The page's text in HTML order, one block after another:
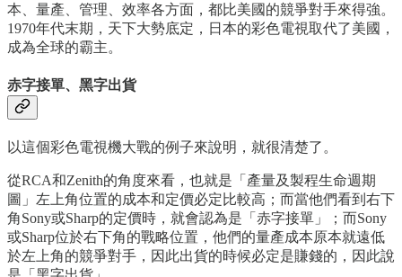
本、量產、管理、效率各方面，都比美國的競爭對手來得強。
1970年代末期，天下大勢底定，日本的彩色電視取代了美國，
成為全球的霸主。
赤字接單、黑字出貨
以這個彩色電視機大戰的例子來說明，就很清楚了。
從RCA和Zenith的角度來看，也就是「產量及製程生命週期
圖」左上角位置的成本和定價必定比較高；而當他們看到右下
角Sony或Sharp的定價時，就會認為是「赤字接單」；而Sony
或Sharp位於右下角的戰略位置，他們的量產成本原本就遠低
於左上角的競爭對手，因此出貨的時候必定是賺錢的，因此說